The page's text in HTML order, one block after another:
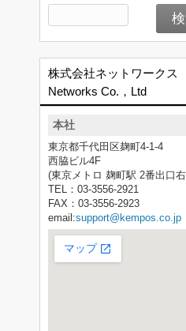
株式会社ネットワークス
Networks Co.，Ltd
本社
東京都千代田区麹町4-1-4
西脇ビル4F
(東京メトロ 麹町駅 2番出口
TEL：03-3556-2921
FAX：03-3556-2923
email:support@kempos.co.jp